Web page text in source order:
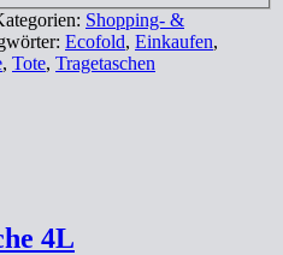
Shopping- &
Ecofold, Einkaufen,
, Tote, Tragetaschen
4L